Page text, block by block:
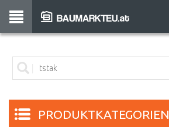
PRODUKTKATEGORIEN